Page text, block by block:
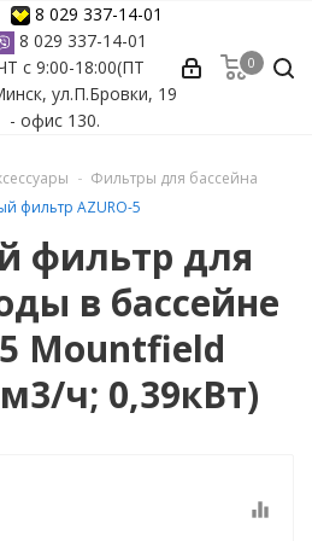
8 029 337-14-01
8 029 337-14-01
с 9:00-18:00(ПТ
ул.П.Бровки, 19
- офис 130.
0
Фильтры для бассейна
фильтр AZURO-5
фильтр для
в бассейне
Mountfield
ч; 0,39кВт)
equalizer